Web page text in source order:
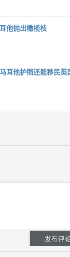
他抛出橄榄枝
耳他护照还能移民英